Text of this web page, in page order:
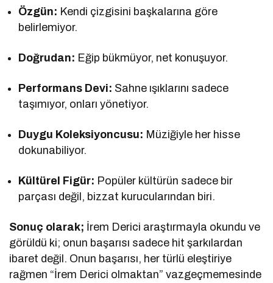
Özgün: Kendi çizgisini başkalarına göre
belirlemiyor.
Doğrudan: Eğip bükmüyor, net konuşuyor.
Performans Devi: Sahne ışıklarını sadece
taşımıyor, onları yönetiyor.
Duygu Koleksiyoncusu: Müziğiyle her hisse
dokunabiliyor.
Kültürel Figür: Popüler kültürün sadece bir
parçası değil, bizzat kurucularından biri.
Sonuç olarak; İrem Derici araştırmayla okundu ve
görüldü ki; onun başarısı sadece hit şarkılardan
ibaret değil. Onun başarısı, her türlü eleştiriye
rağmen “İrem Derici olmaktan” vazgeçmemesinde